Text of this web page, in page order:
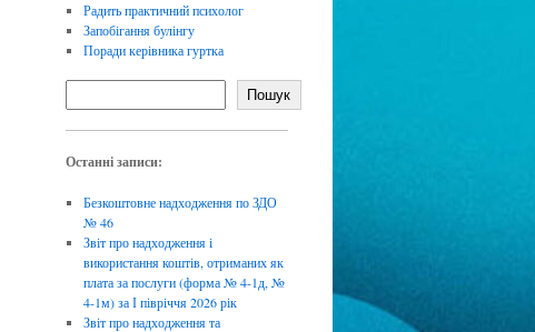
Радить практичний психолог
Запобігання булінгу
Поради керівника гуртка
Пошук
Останні записи:
Безкоштовне надходження по ЗДО
№ 46
Звіт про надходження і
використання коштів, отриманих як
плата за послуги (форма № 4-1д, №
4-1м) за І півріччя 2026 рік
Звіт про надходження та